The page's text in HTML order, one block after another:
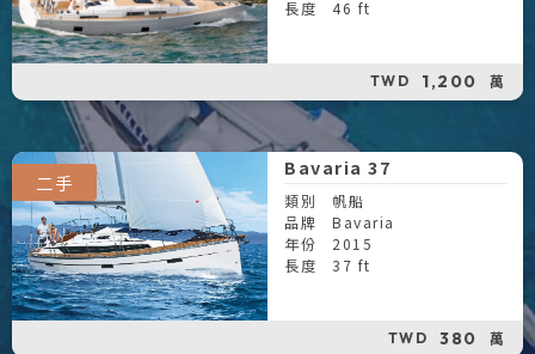
長度
46 ft
TWD 1,200 萬
二手
Bavaria 37
類別
帆船
品牌
Bavaria
年份
2015
長度
37 ft
TWD 380 萬